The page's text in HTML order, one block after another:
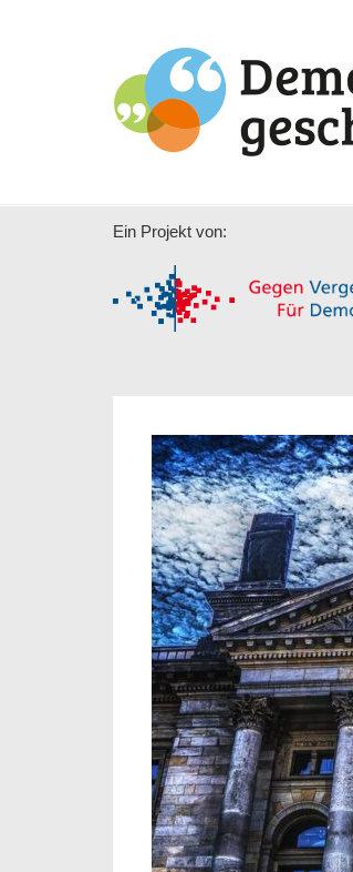
Ein Projekt von: